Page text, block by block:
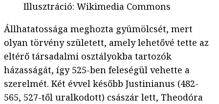
Illusztráció: Wikimedia Commons
Állhatatossága meghozta gyümölcsét, mert
olyan törvény született, amely lehetővé tette az
eltérő társadalmi osztályokba tartozók
házasságát, így 525-ben feleségül vehette a
szerelmét. Két évvel később Justinianus (482-
565, 527-től uralkodott) császár lett, Theodóra